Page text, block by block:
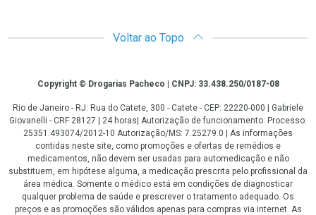
Voltar ao Topo
CopyrightCopyright © Drogarias Pacheco | CNPJ: 33.438.250/0187-08
Rio de Janeiro - RJ: Rua do Catete, 300 - Catete - CEP: 22220-000 | Gabriele
Giovanelli - CRF 28127 | 24 horas| Autorização de funcionamento: Processo:
25351.493074/2012-10 Autorização/MS: 7.25279.0 | As informações
contidas neste site, como promoções e ofertas de remédios e
medicamentos, não devem ser usadas para automedicação e não
substituem, em hipótese alguma, a medicação prescrita pelo profissional da
área médica. Somente o médico está em condições de diagnosticar
qualquer problema de saúde e prescrever o tratamento adequado. Os
preços e as promoções são válidos apenas para compras via internet. As